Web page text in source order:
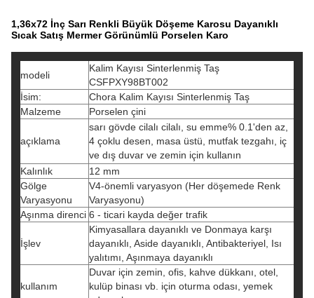
1,36x72 İnç Sarı Renkli Büyük Döşeme Karosu Dayanıklı
Sıcak Satış Mermer Görünümlü Porselen Karo
modeli
Kalim Kayısı Sinterlenmiş Taş
CSFPXY98BT002
İsim:
Chora Kalim Kayısı Sinterlenmiş Taş
Malzeme
Porselen çini
açıklama
sarı gövde cilalı cilalı, su emme% 0.1'den az,
4 çoklu desen, masa üstü, mutfak tezgahı, iç
ve dış duvar ve zemin için kullanın
Kalınlık
12 mm
Gölge
Varyasyonu
V4-önemli varyasyon (Her döşemede Renk
Varyasyonu)
Aşınma direnci 6 - ticari kayda değer trafik
İşlev
Kimyasallara dayanıklı ve Donmaya karşı
dayanıklı, Aside dayanıklı, Antibakteriyel, Isı
yalıtımı, Aşınmaya dayanıklı
kullanım
Duvar için zemin, ofis, kahve dükkanı, otel,
kulüp binası vb. için oturma odası, yemek